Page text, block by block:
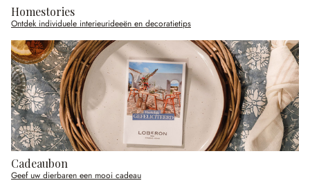
Homestories
Ontdek individuele interieurideeën en decoratietips
Cadeaubon
Geef uw dierbaren een mooi cadeau